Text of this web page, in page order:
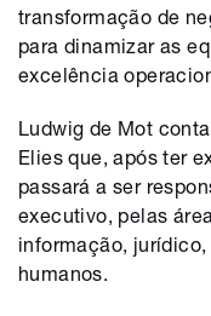
transformação de
para dinamizar as
excelência
Ludwig de Mot
Elies que, após ter
passará a ser
executivo, pelas
informação,
humanos.